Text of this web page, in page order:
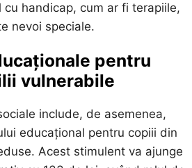
cu handicap, cum ar fi terapiile,
nevoi speciale.
pentru
vulnerabile
include, de asemenea,
educațional pentru copiii din
Acest stimulent va ajunge